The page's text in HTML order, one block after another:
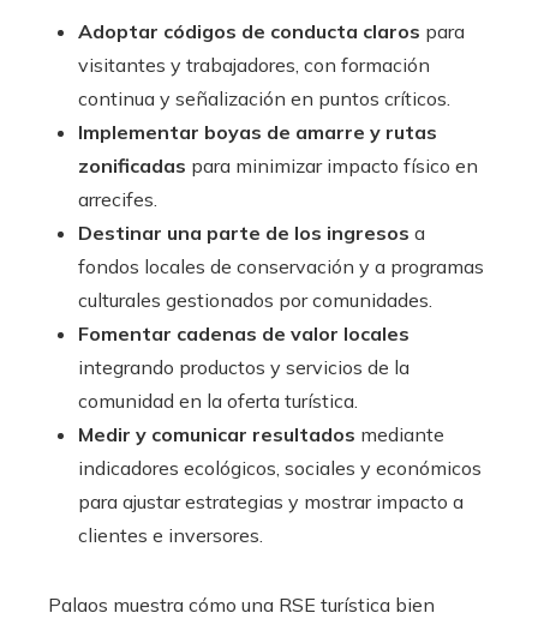
Adoptar códigos de conducta claros para
visitantes y trabajadores, con formación
continua y señalización en puntos críticos.
Implementar boyas de amarre y rutas
zonificadas para minimizar impacto físico en
arrecifes.
Destinar una parte de los ingresos a
fondos locales de conservación y a programas
culturales gestionados por comunidades.
Fomentar cadenas de valor locales
integrando productos y servicios de la
comunidad en la oferta turística.
Medir y comunicar resultados mediante
indicadores ecológicos, sociales y económicos
para ajustar estrategias y mostrar impacto a
clientes e inversores.
Palaos muestra cómo una RSE turística bien